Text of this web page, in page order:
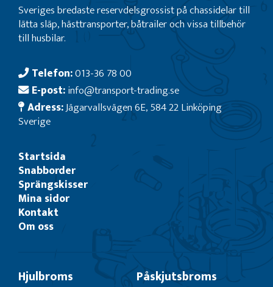
Sveriges bredaste reservdelsgrossist på chassidelar till
lätta släp, hästtransporter, båtrailer och vissa tillbehör
till husbilar.
Telefon:013-36 78 00
E-post:info@transport-trading.se
Adress:Jägarvallsvägen 6E, 584 22 Linköping
Sverige
Startsida
Snabborder
Sprängskisser
Mina sidor
Kontakt
Om oss
Hjulbroms Påskjutsbroms